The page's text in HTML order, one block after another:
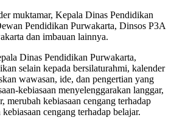
muktamar, Kepala Dinas Pendidikan
Pendidikan Purwakarta, Dinsos P3A
dan imbauan lainnya.
Dinas Pendidikan Purwakarta,
selain kepada bersilaturahmi, kalender
wawasan, ide, dan pengertian yang
kebiasaan menyelenggarakan langgar,
merubah kebiasaan cengang terhadap
cengang terhadap belajar.